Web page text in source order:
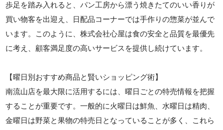
歩足を踏み入れると、パン工房から漂う焼きたてのいい香りが
買い物客を出迎え、日配品コーナーでは手作りの惣菜が並んで
います。このように、株式会社心屋は食の安全と品質を最優先
に考え、顧客満足度の高いサービスを提供し続けています。
【曜日別おすすめ商品と賢いショッピング術】
南流山店を最大限に活用するには、曜日ごとの特売情報を把握
することが重要です。一般的に火曜日は鮮魚、水曜日は精肉、
金曜日は野菜と果物の特売日となっていることが多く、これら